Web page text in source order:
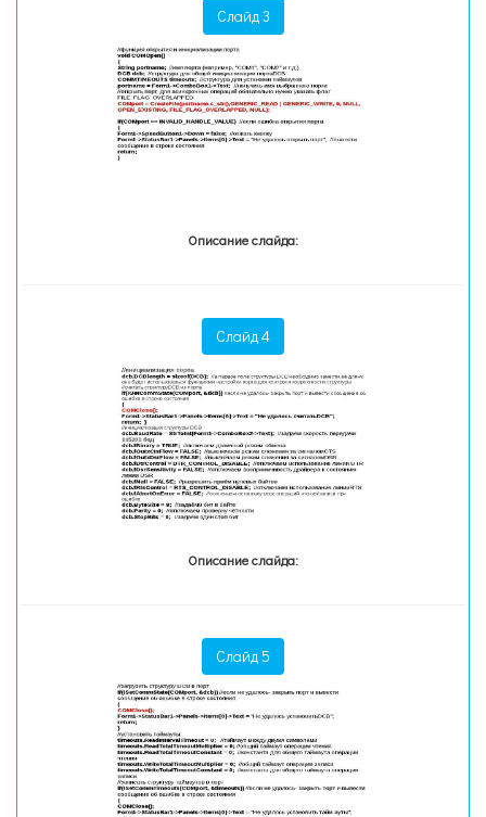
Слайд 3
Описание слайда:
Слайд 4
Описание слайда:
Слайд 5